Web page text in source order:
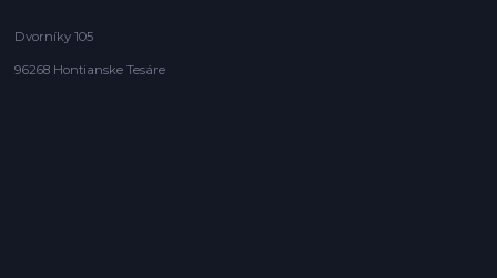
Dvorníky 105
96268 Hontianske Tesáre